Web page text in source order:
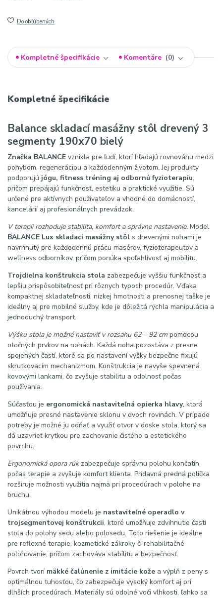
Do obľúbených
Kompletné špecifikácie Komentáre 0
Kompletné špecifikácie
Balance skladací masážny stôl drevený 3
segmenty 190x70 bielý
Značka BALANCE vznikla pre ľudí, ktorí hľadajú rovnováhu medzi
pohybom, regeneráciou a každodenným životom. Jej produkty
podporujú jógu, fitness tréning aj odbornú fyzioterapiu,
pričom prepájajú funkčnosť, estetiku a praktické využitie. Sú
určené pre aktívnych používateľov a vhodné do domácností,
kancelárií aj profesionálnych prevádzok.
V terapii rozhoduje stabilita, komfort a správne nastavenie. Model
BALANCE Lux skladací masážny stôl s drevenými nohami je
navrhnutý pre každodennú prácu masérov, fyzioterapeutov a
wellness odborníkov, pričom ponúka spoľahlivosť aj mobilitu.
Trojdielna konštrukcia stola zabezpečuje vyššiu funkčnosť a
lepšiu prispôsobiteľnosť pri rôznych typoch procedúr. Vďaka
kompaktnej skladateľnosti, nízkej hmotnosti a prenosnej taške je
ideálny aj pre mobilné služby, kde je dôležitá rýchla manipulácia a
jednoduchý transport.
Výšku stola je možné nastaviť v rozsahu 62 – 92 cmpomocou
otočných prvkov na nohách. Každá noha pozostáva z presne
spojených častí, ktoré sa po nastavení výšky bezpečne fixujú
skrutkovacím mechanizmom. Konštrukcia je navyše spevnená
kovovými lankami, čo zvyšuje stabilitu a odolnosť počas
používania.
Súčasťou je ergonomická nastaviteľná opierka hlavy, ktorá
umožňuje presné nastavenie sklonu v dvoch rovinách. V prípade
potreby je možné ju odňať a využiť otvor v doske stola, ktorý sa
dá uzavrieť krytkou pre zachovanie čistého a estetického
povrchu.
Ergonomická opora rúkzabezpečuje správnu polohu končatín
počas terapie a zvyšuje komfort klienta. Prídavná predná polička
rozširuje možnosti využitia najmä pri procedúrach v polohe na
bruchu.
Unikátnou výhodou modelu je nastaviteľné operadlo v
trojsegmentovej konštrukcii, ktoré umožňuje zdvihnutie časti
stola do polohy sedu alebo polosedu. Toto riešenie je ideálne
pre reflexné terapie, kozmetické zákroky či rehabilitačné
polohovanie, pričom zachováva stabilitu a bezpečnosť.
Povrch tvorí mäkké čalúnenie z imitácie kože a výplň z peny s
optimálnou tuhosťou, čo zabezpečuje vysoký komfort aj pri
dlhších procedúrach. Materiály sú odolné voči vlhkosti, ľahko sa